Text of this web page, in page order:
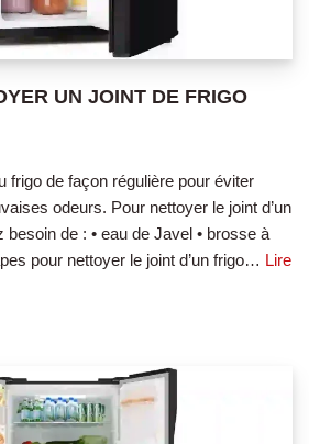
UN JOINT DE FRIGO
frigo de façon régulière pour éviter
odeurs. Pour nettoyer le joint d’un
de : • eau de Javel • brosse à
pour nettoyer le joint d’un frigo… Lire